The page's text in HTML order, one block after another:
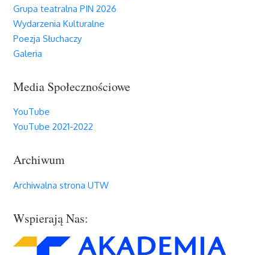
Grupa teatralna PIN 2026
Wydarzenia Kulturalne
Poezja Słuchaczy
Galeria
Media Społecznościowe
YouTube
YouTube 2021-2022
Archiwum
Archiwalna strona UTW
Wspierają Nas: